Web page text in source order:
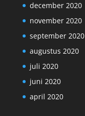
december 2020
november 2020
september 2020
augustus 2020
juli 2020
juni 2020
april 2020